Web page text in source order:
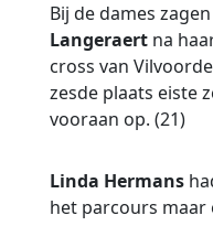
Bij de dames
Langeraert na
cross van
zesde plaats eiste
vooraan op. (21)
Linda Hermans
het parcours